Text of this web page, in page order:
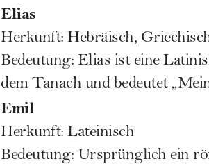
Elias
Herkunft: Hebräisch,
Bedeutung: Elias ist eine
dem Tanach und bedeutet
Emil
Herkunft: Lateinisch
Bedeutung: Ursprünglich ein